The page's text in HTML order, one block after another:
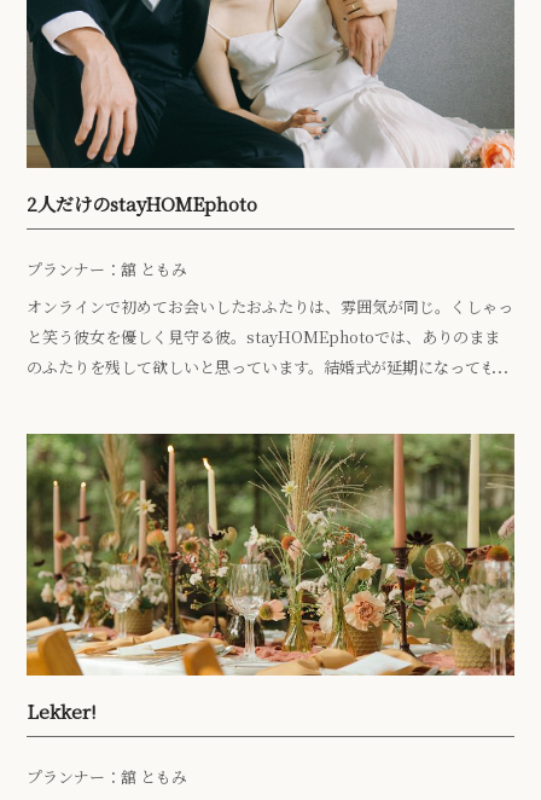
2人だけのstayHOMEphoto
プランナー：舘 ともみ
オンラインで初めてお会いしたおふたりは、雰囲気が同じ。くしゃっ
と笑う彼女を優しく見守る彼。stayHOMEphotoでは、ありのまま
のふたりを残して欲しいと思っています。結婚式が延期になっても、
Lekker!
プランナー：舘 ともみ